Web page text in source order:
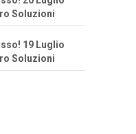
Soluzioni
19 Luglio
Soluzioni